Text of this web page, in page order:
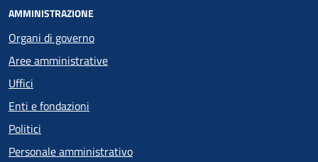
AMMINISTRAZIONE
Organi di governo
Aree amministrative
Uffici
Enti e fondazioni
Politici
Personale amministrativo